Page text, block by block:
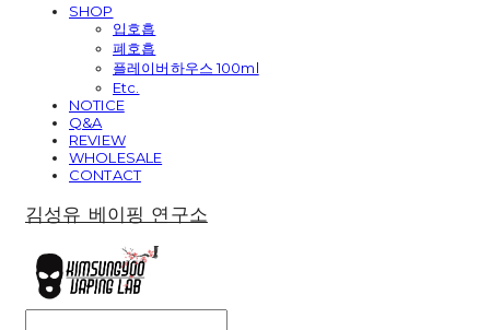
SHOP
입호흡
폐호흡
플레이버하우스 100ml
Etc.
NOTICE
Q&A
REVIEW
WHOLESALE
CONTACT
김성유 베이핑 연구소